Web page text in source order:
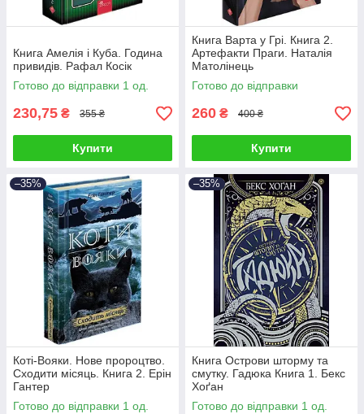
Книга Амелія і Куба. Година
привидів. Рафал Косік
Готово до відправки 1 од.
230,75 ₴ 355 ₴
Купити
Книга Варта у Грі. Книга 2.
Артефакти Праги. Наталія
Матолінець
Готово до відправки
260 ₴ 400 ₴
Купити
–35%
Коті-Вояки. Нове пророцтво.
Сходити місяць. Книга 2. Ерін
Гантер
Готово до відправки 1 од.
–35%
Книга Острови шторму та
смутку. Гадюка Книга 1. Бекс
Хоґан
Готово до відправки 1 од.